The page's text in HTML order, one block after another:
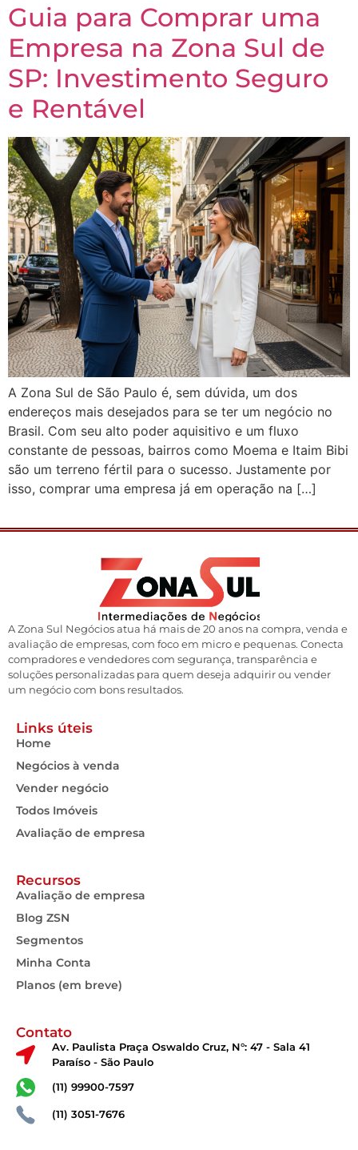
Guia para Comprar uma
Empresa na Zona Sul de
SP: Investimento Seguro
e Rentável
A Zona Sul de São Paulo é, sem dúvida, um dos
endereços mais desejados para se ter um negócio no
Brasil. Com seu alto poder aquisitivo e um fluxo
constante de pessoas, bairros como Moema e Itaim Bibi
são um terreno fértil para o sucesso. Justamente por
isso, comprar uma empresa já em operação na […]
A Zona Sul Negócios atua há mais de 20 anos na compra, venda e
avaliação de empresas, com foco em micro e pequenas. Conecta
compradores e vendedores com segurança, transparência e
soluções personalizadas para quem deseja adquirir ou vender
um negócio com bons resultados.
Links úteis
Home
Negócios à venda
Vender negócio
Todos Imóveis
Avaliação de empresa
Recursos
Avaliação de empresa
Blog ZSN
Segmentos
Minha Conta
Planos (em breve)
Contato
Av. Paulista Praça Oswaldo Cruz, N°: 47 - Sala 41
Paraíso - São Paulo
(11) 99900-7597
(11) 3051-7676